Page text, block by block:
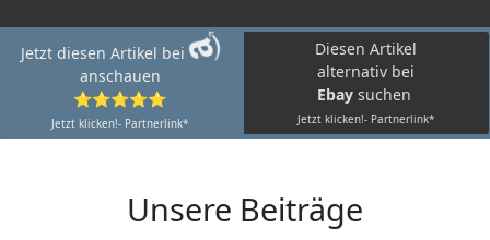
Jetzt diesen Artikel bei
anschauen
⭐⭐⭐⭐⭐
Jetzt klicken!- Partnerlink*
Diesen Artikel
alternativ bei
Ebay suchen
Jetzt klicken!- Partnerlink*
Unsere Beiträge